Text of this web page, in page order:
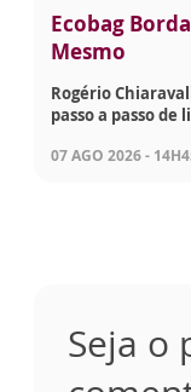
Ecobag
Mesmo
Rogério
passo a passo de
07 AGO 2026 -
Seja o